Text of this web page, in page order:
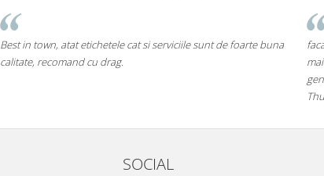
Best in town, atat etichetele cat si serviciile sunt de foarte buna
calitate, recomand cu drag.
SOCIAL